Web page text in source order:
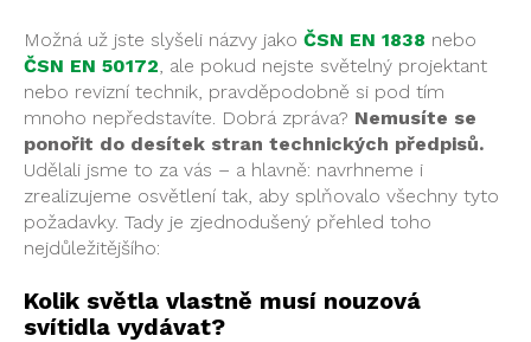
Možná už jste slyšeli názvy jako ČSN EN 1838 nebo
ČSN EN 50172, ale pokud nejste světelný projektant
nebo revizní technik, pravděpodobně si pod tím
mnoho nepředstavíte. Dobrá zpráva? Nemusíte se
ponořit do desítek stran technických předpisů.
Udělali jsme to za vás – a hlavně: navrhneme i
zrealizujeme osvětlení tak, aby splňovalo všechny tyto
požadavky. Tady je zjednodušený přehled toho
nejdůležitějšího:
Kolik světla vlastně musí nouzová
svítidla vydávat?